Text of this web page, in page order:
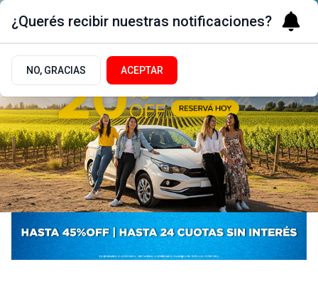
¿Querés recibir nuestras notificaciones?
NO, GRACIAS ACEPTAR